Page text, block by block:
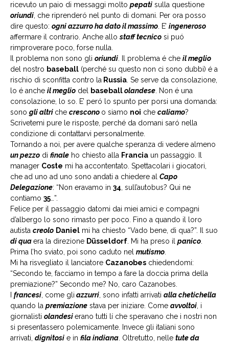
ricevuto un paio di messaggi molto pepati sulla questione
oriundi , che riprenderó nel punto di domani. Per ora posso
dire questo: ogni azzurro ha dato il massimo . E’ ingeneroso
affermare il contrario. Anche allostaff tecnico si puó
rimproverare poco, forse nulla.
Il problema non sono gli oriundi . Il problema é che il meglio
del nostro baseball (perché su questo non ci sono dubbi) é a
rischio di sconfitta contro la Russia . Se serve da consolazione,
lo é anche il meglio del baseballolandese . Non é una
consolazione, lo so. E’ peró lo spunto per porsi una domanda:
sono gli altri che crescono o siamo noi che caliamo?
Scrivetemi pure le risposte, perché da domani saró nella
condizione di contattarvi personalmente.
Tornando a noi, per avere qualche speranza di vedere almeno
un pezzo di finale ho chiesto alla Francia un passaggio. Il
manager Coste mi ha accontentato. Spettacolari i giocatori,
che ad uno ad uno sono andati a chiedere al Capo
Delegazione: “Non eravamo in 34 , sull’autobus? Qui ne
contiamo 35 …”.
Felice per il passaggio datomi dai miei amici e compagni
d’albergo lo sono rimasto per poco. Fino a quando il loro
autista creolo Daniel mi ha chiesto “Vado bene, di qua?”. Il suo
di quaera la direzione Düsseldorf . Mi ha preso il panico
Prima l’ho sviato, poi sono caduto nel mutismo
Mi ha risvegliato il lanciatore Cazanobes chiedendomi:
“Secondo te, facciamo in tempo a fare la doccia prima della
premiazione?” Secondo me? No, caro Cazanobes.
francesi , come gli azzurri , sono infatti arrivati alla chetichella
quando la premiazione stava per iniziare. Come avvoltoi , i
giornalisti olandesierano tutti lí che speravano che i nostri non
si presentassero polemicamente. Invece gli italiani sono
arrivati, dignitosi e in fila indiana . Oltretutto, nelle tute da